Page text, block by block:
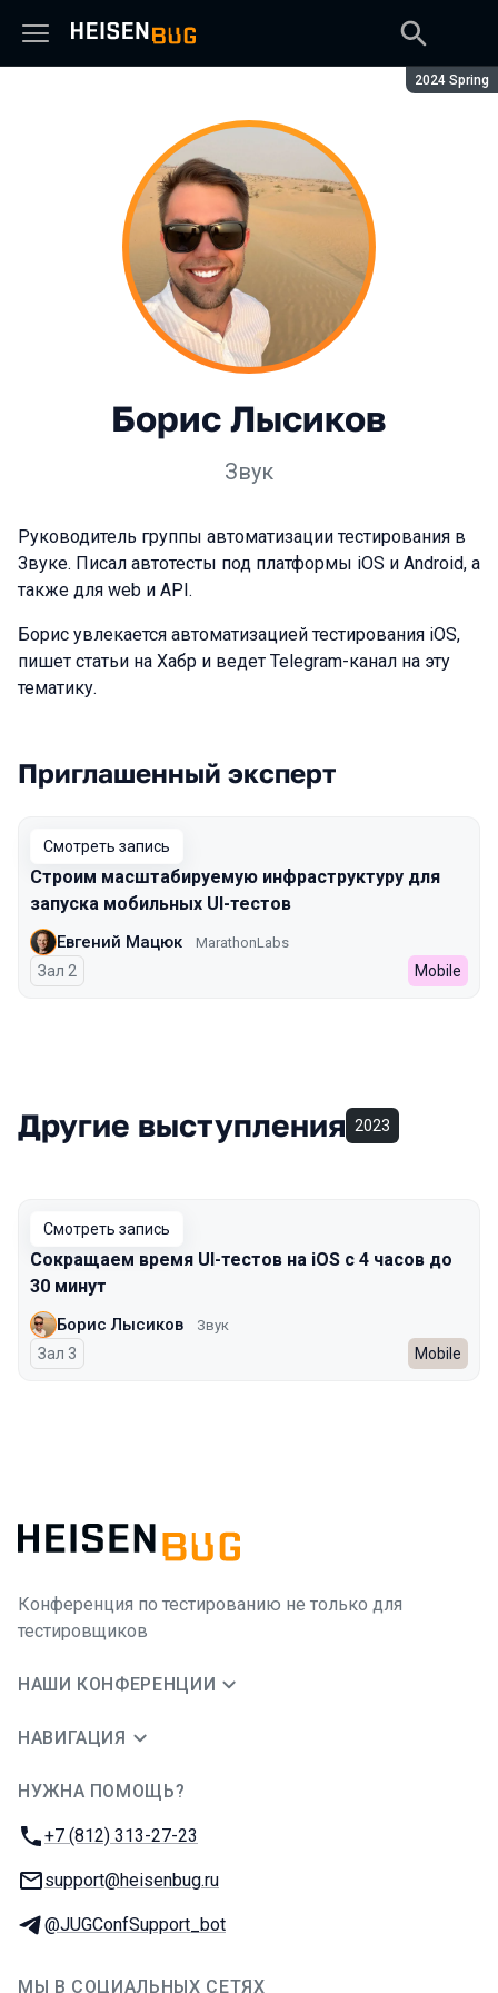
Сезон:
2024 Spring
Борис Лысиков
Звук
Руководитель группы автоматизации тестирования в
Звуке. Писал автотесты под платформы iOS и Android, а
также для web и API.
Борис увлекается автоматизацией тестирования iOS,
пишет статьи на Хабр и ведет Telegram-канал на эту
тематику.
Выступления в сезоне 2024 Spring
Приглашенный эксперт
Смотреть запись
Строим масштабируемую инфраструктуру для
запуска мобильных UI-тестов
Евгений Мацюк MarathonLabs
Зал 2 Mobile
Другие выступления 2023
Смотреть запись
Сокращаем время UI-тестов на iOS с 4 часов до
30 минут
Борис Лысиков Звук
Зал 3 Mobile
Конференция по тестированию не только для
тестировщиков
НАШИ КОНФЕРЕНЦИИ
НАВИГАЦИЯ
НУЖНА ПОМОЩЬ?
Телефон:
+7 (812) 313-27-23
E-mail:
support@heisenbug.ru
Телеграм:
@JUGConfSupport_bot
МЫ В СОЦИАЛЬНЫХ СЕТЯХ